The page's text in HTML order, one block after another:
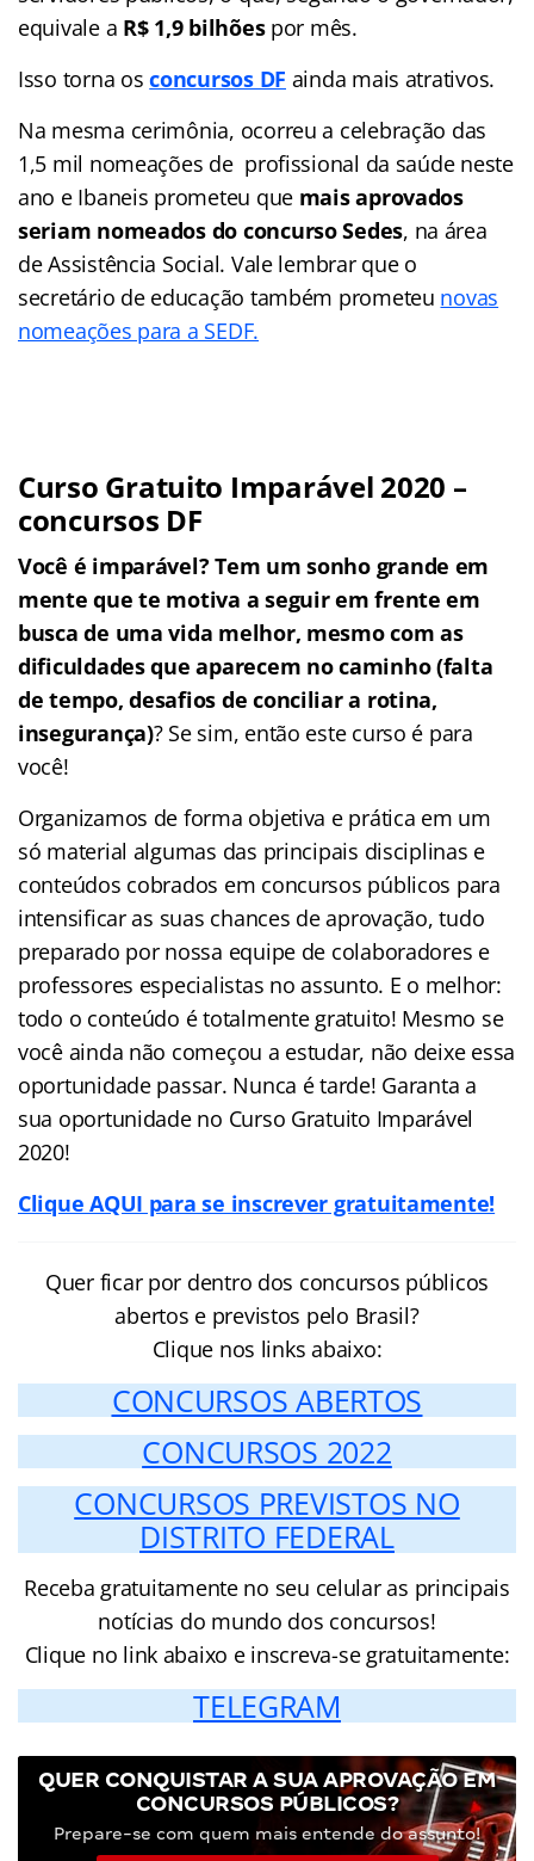
equivale a R$ 1,9 bilhões por mês.
Isso torna osconcursos DF ainda mais atrativos.
Na mesma cerimônia, ocorreu a celebração das
1,5 mil nomeações de profissional da saúde neste
ano e Ibaneis prometeu que mais aprovados
seriam nomeados do concurso Sedes, na área
de Assistência Social. Vale lembrar que o
secretário de educação também prometeu novas
nomeações para a SEDF.
Curso Gratuito Imparável 2020 –
concursos DF
Você é imparável? Tem um sonho grande em
mente que te motiva a seguir em frente em
busca de uma vida melhor, mesmo com as
dificuldades que aparecem no caminho (falta
de tempo, desafios de conciliar a rotina,
insegurança)? Se sim, então este curso é para
você!
Organizamos de forma objetiva e prática em um
só material algumas das principais disciplinas e
conteúdos cobrados em concursos públicos para
intensificar as suas chances de aprovação, tudo
preparado por nossa equipe de colaboradores e
professores especialistas no assunto. E o melhor:
todo o conteúdo é totalmente gratuito! Mesmo se
você ainda não começou a estudar, não deixe essa
oportunidade passar. Nunca é tarde! Garanta a
sua oportunidade no Curso Gratuito Imparável
2020!
Clique AQUI para se inscrever gratuitamente!
Quer ficar por dentro dos concursos públicos
abertos e previstos pelo Brasil?
Clique nos links abaixo:
CONCURSOS ABERTOS
CONCURSOS 2022
CONCURSOS PREVISTOS NO
DISTRITO FEDERAL
Receba gratuitamente no seu celular as principais
notícias do mundo dos concursos!
Clique no link abaixo e inscreva-se gratuitamente:
TELEGRAM
QUER CONQUISTAR A SUA APROVAÇÃO EM
CONCURSOS PÚBLICOS?
Prepare-se com quem mais entende do assunto!